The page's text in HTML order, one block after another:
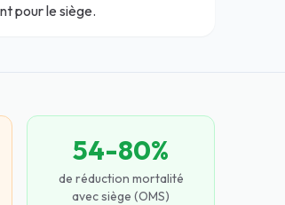
pour le siège.
54-80%
de réduction mortalité
avec siège (OMS)